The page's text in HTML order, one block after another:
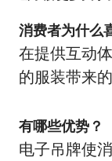
消费者为什么
在提供互动
的服装带来的
有哪些优势？
电子吊牌使